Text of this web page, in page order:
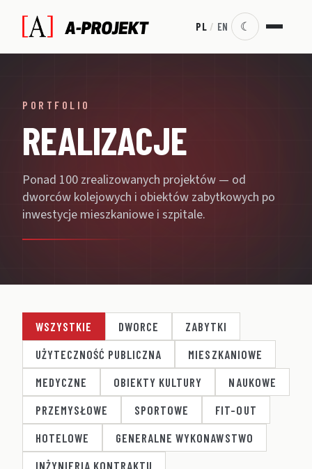
PL / EN ☾
PORTFOLIO
REALIZACJE
Ponad 100 zrealizowanych projektów — od
dworców kolejowych i obiektów zabytkowych po
inwestycje mieszkaniowe i szpitale.
WSZYSTKIE DWORCE
ZABYTKI
UŻYTECZNOŚĆ PUBLICZNA
MIESZKANIOWE
MEDYCZNE
OBIEKTY KULTURY
NAUKOWE
PRZEMYSŁOWE
SPORTOWE
FIT-OUT
HOTELOWE
GENERALNE WYKONAWSTWO
INŻYNIERIA KONTRAKTU